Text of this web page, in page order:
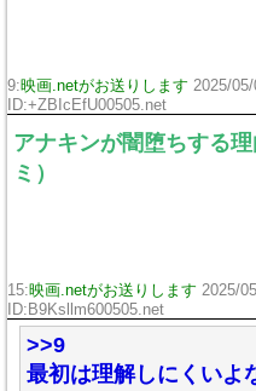
9:映画.netがお送りします 2025/
ID:+ZBIcEfU00505.net
アナキンが闇堕ちする
ミ）
15:映画.netがお送りします 2025/
ID:B9Ksllm600505.net
>>9
最初は理解しにくいよ